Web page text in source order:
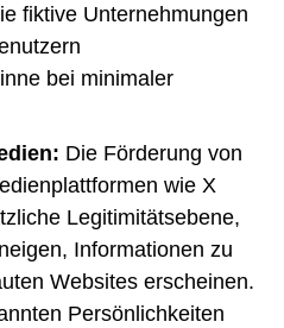
fiktive Unternehmungen
bei minimaler
Die Förderung von
wie X
Legitimitätsebene,
Informationen zu
Websites erscheinen.
Persönlichkeiten